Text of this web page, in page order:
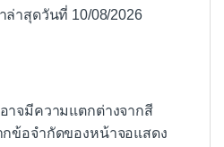
าสุดวันที่ 10/08/2026
าจมีความแตกต่างจากสี
กข้อจำกัดของหน้าจอแสดง